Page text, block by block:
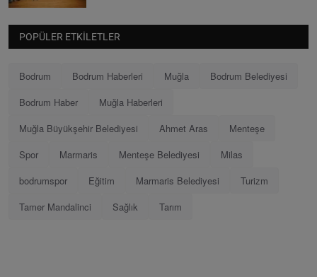
POPÜLER ETKILETLER
Bodrum Bodrum Haberleri Muğla
Bodrum Belediyesi
Bodrum Haber
Muğla Haberleri
Muğla Büyükşehir Belediyesi
Ahmet Aras
Menteşe
Spor
Marmaris Menteşe Belediyesi
Milas
bodrumspor
Eğitim Marmaris Belediyesi
Turizm
Tamer Mandalinci
Sağlık Tarım